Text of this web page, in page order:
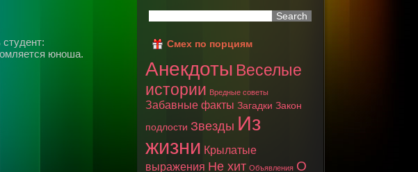
юноша.
Смех по порциям
Анекдоты Веселые
истории Вредные советы
Забавные факты Загадки Закон
подлости Звезды Из
жизни Крылатые
выражения Не хит Объявления О